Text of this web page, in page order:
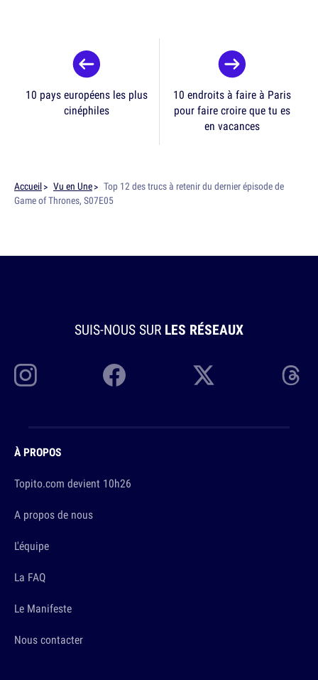
10 pays européens les plus
cinéphiles
10 endroits à faire à Paris
pour faire croire que tu es
en vacances
Accueil Vu en Une
Top 12 des trucs à retenir du dernier épisode de
Game of Thrones, S07E05
SUIS-NOUS SUR LES RÉSEAUX
À PROPOS
Topito.com devient 10h26
A propos de nous
L'équipe
La FAQ
Le Manifeste
Nous contacter